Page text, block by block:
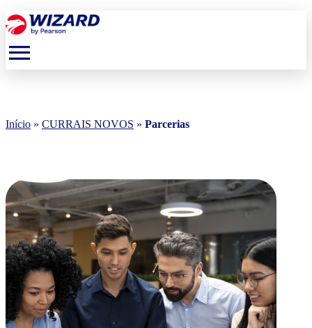
menu
Início » CURRAIS NOVOS » Parcerias